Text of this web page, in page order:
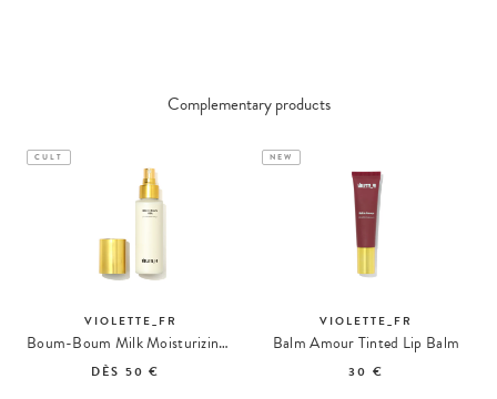
Complementary products
CULT
VIOLETTE_FR
Boum-Boum Milk Moisturizing Spray
DÈS 50 €
NEW
VIOLETTE_FR
Balm Amour Tinted Lip Balm
30 €